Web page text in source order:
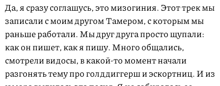
Да, я сразу соглашусь, это мизогиния. Этот трек мы
записали с моим другом Тамером, с которым мы
раньше работали. Мы друг друга просто щупали:
как он пишет, как я пишу. Много общались,
смотрели видосы, в какой-то момент начали
разгонять тему про голддиггерш и эскортниц. И из